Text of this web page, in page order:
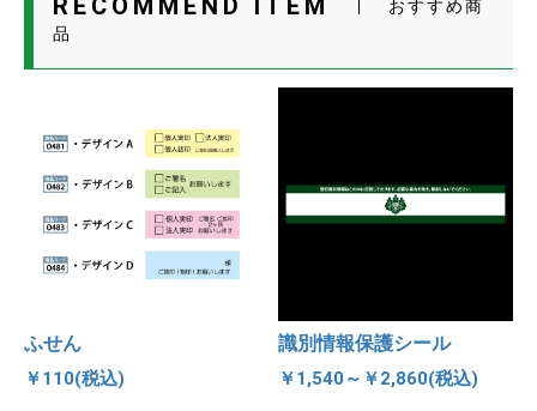
おすすめ商
品
ふせん
￥110(税込)
識別情報保護シール
￥1,540～￥2,860(税込)